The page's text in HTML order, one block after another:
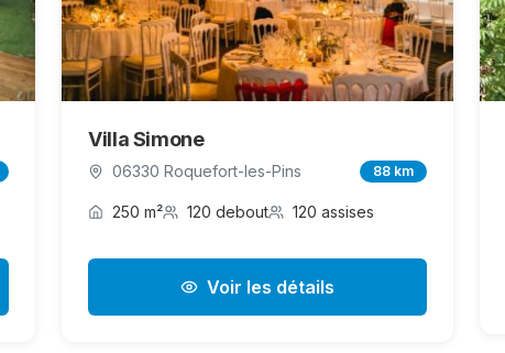
Villa Simone
06330 Roquefort-les-Pins 88 km
250 m² 120 debout 120 assises
Voir les détails